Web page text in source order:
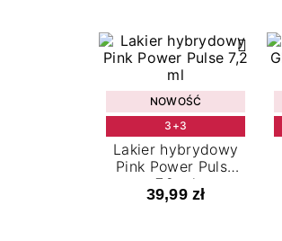
NOWOŚĆ
3+3
Lakier hybrydowy
Pink Power Pulse
7,2 ml
39,99 zł